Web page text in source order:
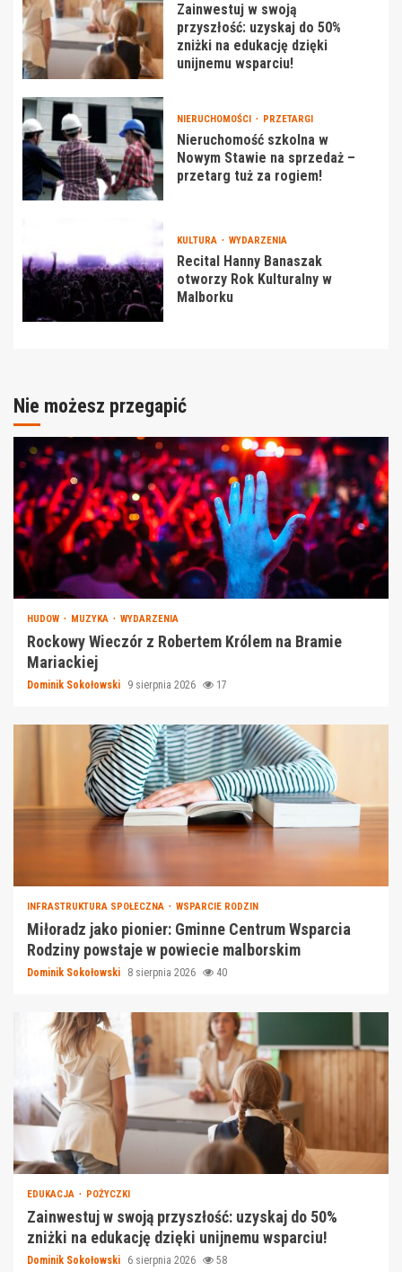
Zainwestuj w swoją
przyszłość: uzyskaj do 50%
zniżki na edukację dzięki
unijnemu wsparciu!
NIERUCHOMOŚCI PRZETARGI
Nieruchomość szkolna w
Nowym Stawie na sprzedaż –
przetarg tuż za rogiem!
KULTURA WYDARZENIA
Recital Hanny Banaszak
otworzy Rok Kulturalny w
Malborku
Nie możesz przegapić
HUDOW MUZYKA WYDARZENIA
Rockowy Wieczór z Robertem Królem na Bramie
Mariackiej
Dominik Sokołowski 9 sierpnia 2026 17
INFRASTRUKTURA SPOŁECZNA WSPARCIE RODZIN
Miłoradz jako pionier: Gminne Centrum Wsparcia
Rodziny powstaje w powiecie malborskim
Dominik Sokołowski 8 sierpnia 2026 40
EDUKACJA POŻYCZKI
Zainwestuj w swoją przyszłość: uzyskaj do 50%
zniżki na edukację dzięki unijnemu wsparciu!
Dominik Sokołowski 6 sierpnia 2026 58